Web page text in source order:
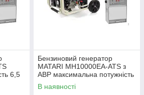
6,5
Бензиновий генератор
MATARI MH10000EA-ATS з
АВР максимальна потужність
7 кВт
В наявності